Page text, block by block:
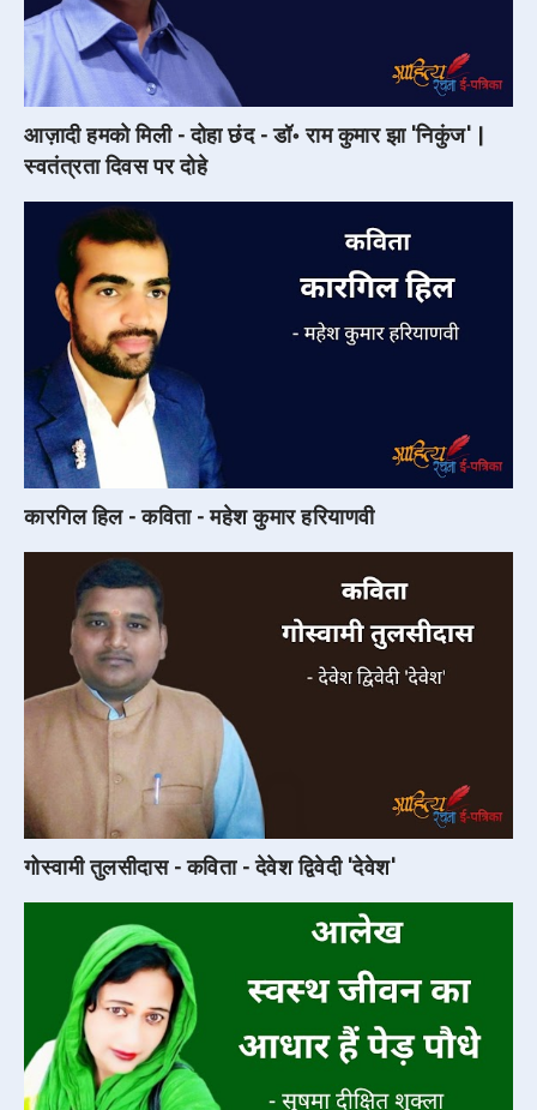
आज़ादी हमको मिली - दोहा छंद - डॉ॰ राम कुमार झा 'निकुंज' |
स्वतंत्रता दिवस पर दोहे
कारगिल हिल - कविता - महेश कुमार हरियाणवी
गोस्वामी तुलसीदास - कविता - देवेश द्विवेदी 'देवेश'